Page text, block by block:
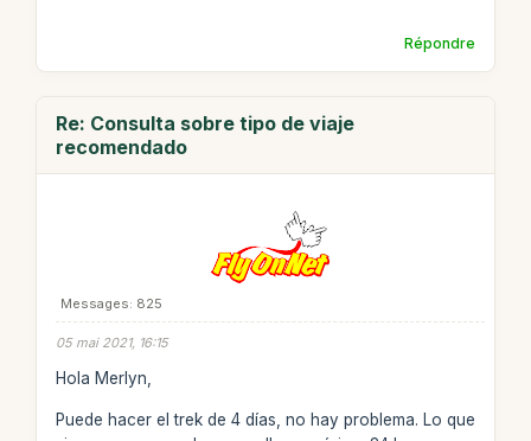
Répondre
Re: Consulta sobre tipo de viaje
recomendado
Messages: 825
05 mai 2021, 16:15
Hola Merlyn,
Puede hacer el trek de 4 días, no hay problema. Lo que